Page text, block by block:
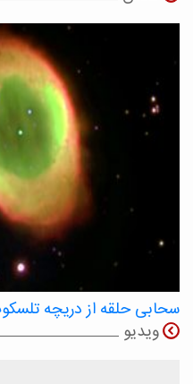
سحابی حلقه از دریچه
ویدیو